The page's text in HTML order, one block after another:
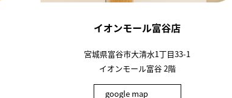
イオンモール富谷店
宮城県富谷市大清水1丁目33-1
イオンモール富谷 2階
google map